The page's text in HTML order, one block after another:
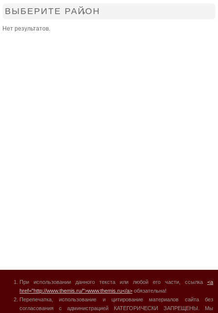
ВЫБЕРИТЕ РАЙОН
Нет результатов.
При использовании данного текста или любой его части, ссылка <a
href="http://www.themis.ru/">www.themis.ru</a> обязательна!
Перепечатка, использование и цитирование материалов сайта без
согласования с администрацией КАТЕГОРИЧЕСКИ ЗАПРЕЩЕНЫ. Мы